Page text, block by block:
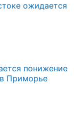
ожидается
понижение
Приморье